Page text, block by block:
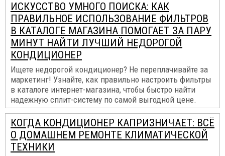
ИСКУССТВО УМНОГО ПОИСКА: КАК
ПРАВИЛЬНОЕ ИСПОЛЬЗОВАНИЕ ФИЛЬТРОВ
В КАТАЛОГЕ МАГАЗИНА ПОМОГАЕТ ЗА ПАРУ
МИНУТ НАЙТИ ЛУЧШИЙ НЕДОРОГОЙ
КОНДИЦИОНЕР
Ищете недорогой кондиционер? Не переплачивайте за
маркетинг! Узнайте, как правильно настроить фильтры
в каталоге интернет-магазина, чтобы быстро найти
надежную сплит-систему по самой выгодной цене.
КОГДА КОНДИЦИОНЕР КАПРИЗНИЧАЕТ: ВСЁ
О ДОМАШНЕМ РЕМОНТЕ КЛИМАТИЧЕСКОЙ
ТЕХНИКИ